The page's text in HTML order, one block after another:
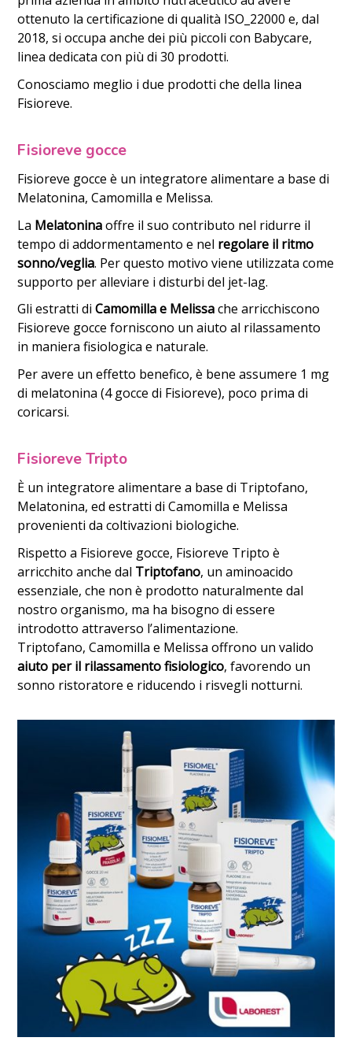
ottenuto la certificazione di qualità ISO_22000 e, dal
2018, si occupa anche dei più piccoli con Babycare,
linea dedicata con più di 30 prodotti.
Conosciamo meglio i due prodotti che della linea
Fisioreve.
Fisioreve gocce
Fisioreve gocce è un integratore alimentare a base di
Melatonina, Camomilla e Melissa.
La Melatoninaoffre il suo contributo nel ridurre il
tempo di addormentamento e nel regolare il ritmo
sonno/veglia. Per questo motivo viene utilizzata come
supporto per alleviare i disturbi del jet-lag.
Gli estratti diCamomilla e Melissache arricchiscono
Fisioreve gocce forniscono un aiuto al rilassamento
in maniera fisiologica e naturale.
Per avere un effetto benefico, è bene assumere 1 mg
di melatonina (4 gocce di Fisioreve), poco prima di
coricarsi.
Fisioreve Tripto
È un integratore alimentare a base di Triptofano,
Melatonina, ed estratti di Camomilla e Melissa
provenienti da coltivazioni biologiche.
Rispetto a Fisioreve gocce, Fisioreve Tripto è
arricchito anche dal Triptofano, un aminoacido
essenziale, che non è prodotto naturalmente dal
nostro organismo, ma ha bisogno di essere
introdotto attraverso l’alimentazione.
Triptofano, Camomilla e Melissa offrono un valido
aiuto per il rilassamento fisiologico, favorendo un
sonno ristoratore e riducendo i risvegli notturni.